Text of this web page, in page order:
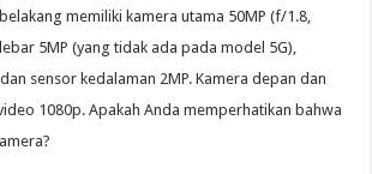
memiliki kamera utama 50MP (f/1.8,
5MP (yang tidak ada pada model 5G),
sensor kedalaman 2MP. Kamera depan dan
1080p. Apakah Anda memperhatikan bahwa